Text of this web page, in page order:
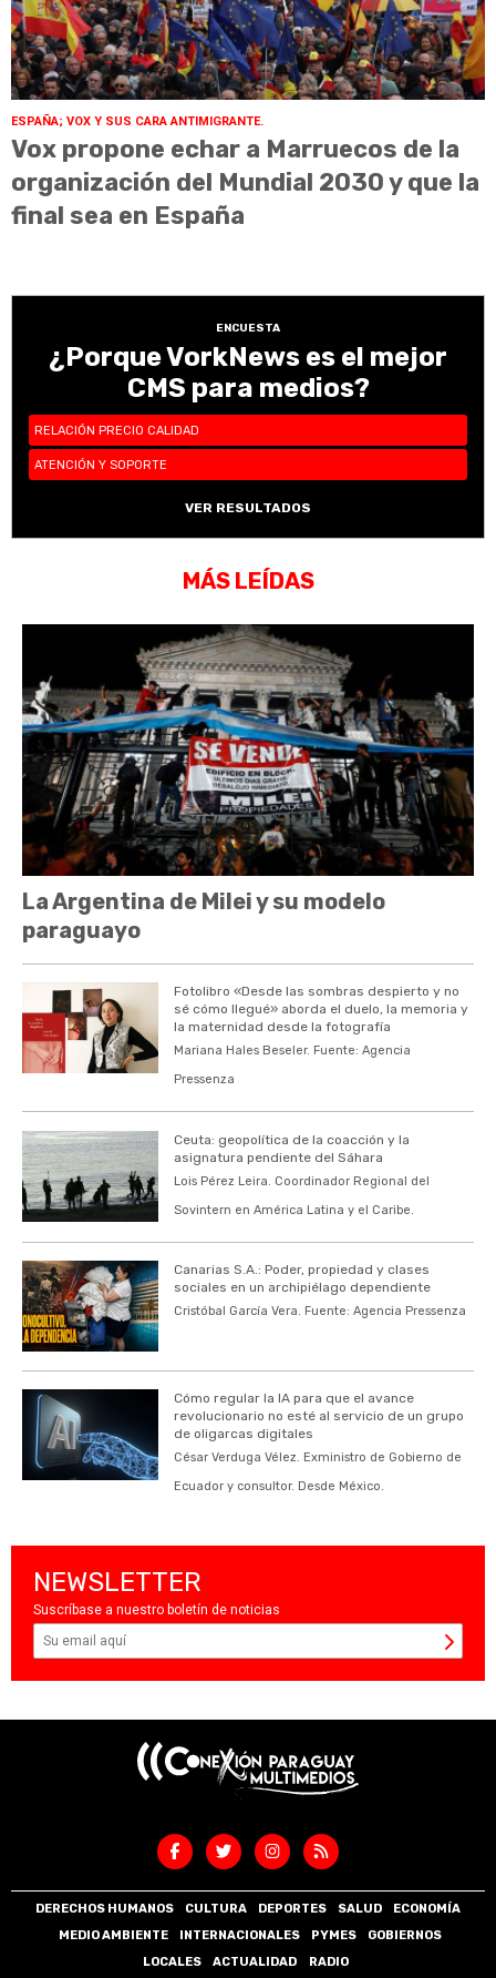
ESPAÑA; VOX Y SUS CARA ANTIMIGRANTE.
Vox propone echar a Marruecos de la
organización del Mundial 2030 y que la
final sea en España
ENCUESTA
¿Porque VorkNews es el mejor
CMS para medios?
RELACIÓN PRECIO CALIDAD
ATENCIÓN Y SOPORTE
VER RESULTADOS
MÁS LEÍDAS
La Argentina de Milei y su modelo
paraguayo
Fotolibro «Desde las sombras despierto y no
sé cómo llegué» aborda el duelo, la memoria y
la maternidad desde la fotografía
Mariana Hales Beseler. Fuente: Agencia
Pressenza
Ceuta: geopolítica de la coacción y la
asignatura pendiente del Sáhara
Lois Pérez Leira. Coordinador Regional del
Sovintern en América Latina y el Caribe.
Canarias S.A.: Poder, propiedad y clases
sociales en un archipiélago dependiente
Cristóbal García Vera. Fuente: Agencia Pressenza
Cómo regular la IA para que el avance
revolucionario no esté al servicio de un grupo
de oligarcas digitales
César Verduga Vélez. Exministro de Gobierno de
Ecuador y consultor. Desde México.
NEWSLETTER
Suscríbase a nuestro boletín de noticias
DERECHOS HUMANOS CULTURA DEPORTES SALUD
ECONOMÍA
MEDIO AMBIENTE
INTERNACIONALES PYMES
GOBIERNOS
LOCALES
ACTUALIDAD RADIO